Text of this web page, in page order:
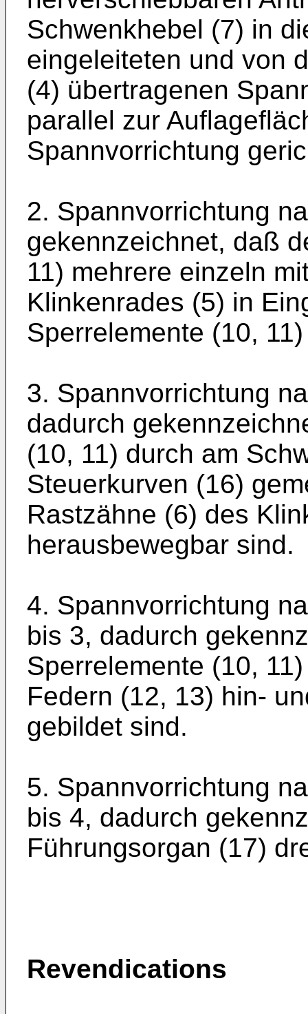
Schwenkhebel (7) in
eingeleiteten und von
(4) übertragenen
parallel zur
Spannvorrichtung
2. Spannvorrichtung
gekennzeichnet, daß
11) mehrere einzeln
Klinkenrades (5) in
Sperrelemente (10,
3. Spannvorrichtung
dadurch
(10, 11) durch am
Steuerkurven (16)
Rastzähne (6) des
herausbewegbar sind.
4. Spannvorrichtung
bis 3, dadurch
Sperrelemente (10,
Federn (12, 13) hin-
gebildet sind.
5. Spannvorrichtung
bis 4, dadurch
Führungsorgan (17)
Revendications